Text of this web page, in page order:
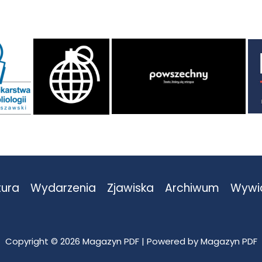
Wydarzenia Zjawiska Archiwum
Copyright © 2026 Magazyn PDF | Powered by Magazyn PDF